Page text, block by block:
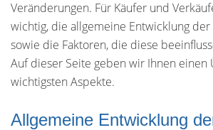
Veränderungen. Für Käufer und
wichtig, die allgemeine Entwicklung
sowie die Faktoren, die diese
Auf dieser Seite geben wir Ihnen
wichtigsten Aspekte.
Allgemeine Entwicklung